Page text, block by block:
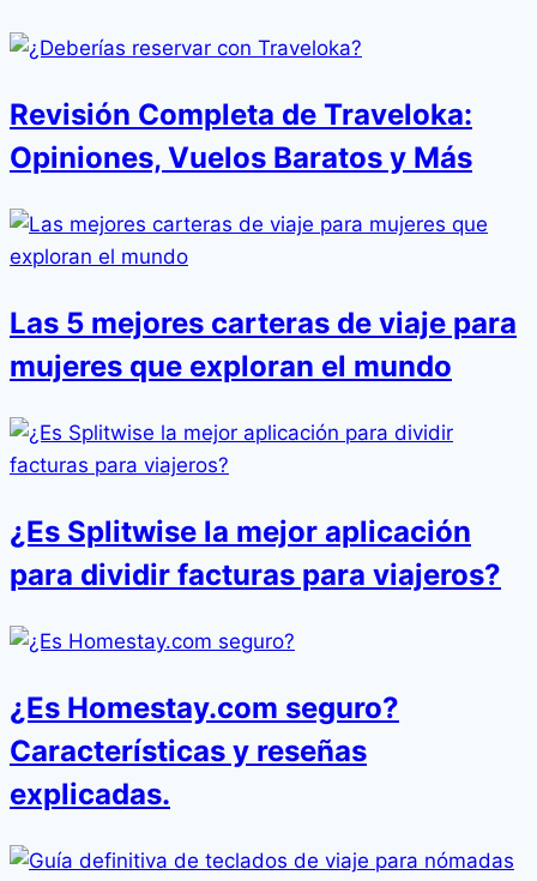
Revisión Completa de Traveloka:
Opiniones, Vuelos Baratos y Más
Las 5 mejores carteras de viaje para
mujeres que exploran el mundo
¿Es Splitwise la mejor aplicación
para dividir facturas para viajeros?
¿Es Homestay.com seguro?
Características y reseñas
explicadas.